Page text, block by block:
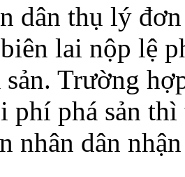
dân thụ lý
lai nộp lệ
Trường
phí phá sản
nhân dân